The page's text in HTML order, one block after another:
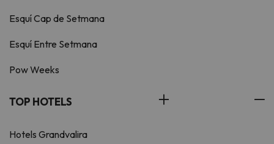
Esquí Cap de Setmana
Esquí Entre Setmana
Pow Weeks
TOP HOTELS
Hotels Grandvalira